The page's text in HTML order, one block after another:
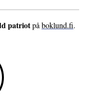
patriotpåboklund.fi.